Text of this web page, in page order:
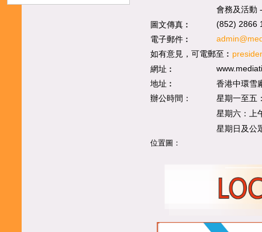
會務及活動
圖文傳真︰ (852) 2866
電子郵件︰
如有意見，可電郵至︰
網址︰
地址︰
香港中環雪
辦公時間：
星期一至五
星期六：上
星期日及公
位置圖：